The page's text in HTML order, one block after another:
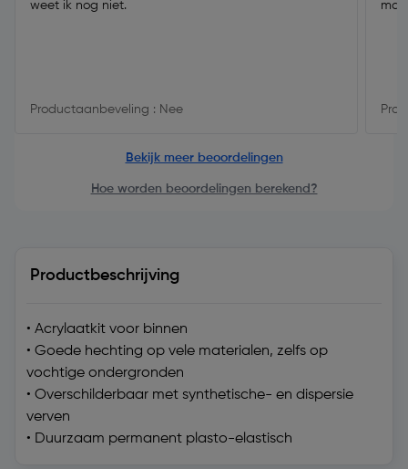
weet ik nog niet.
Productaanbeveling : Nee
Bekijk meer beoordelingen
Hoe worden beoordelingen berekend?
Productbeschrijving
• Acrylaatkit voor binnen
• Goede hechting op vele materialen, zelfs op
vochtige ondergronden
• Overschilderbaar met synthetische- en dispersie
verven
• Duurzaam permanent plasto-elastisch